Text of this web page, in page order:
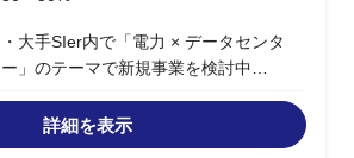
・大手SIer内で「電力 × データセンタ
ー」のテーマで新規事業を検討中
のの全員兼任かつ新規事業検討の経験が
乏しい状況のため、
詳細を表示